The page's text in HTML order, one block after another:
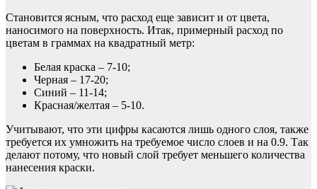
Становится ясным, что расход еще зависит и от цвета,
наносимого на поверхность. Итак, примерный расход по
цветам в граммах на квадратный метр:
Белая краска – 7-10;
Черная – 17-20;
Синий – 11-14;
Красная/желтая – 5-10.
Учитывают, что эти цифры касаются лишь одного слоя, также
требуется их умножить на требуемое число слоев и на 0.9. Так
делают потому, что новый слой требует меньшего количества
нанесения краски.